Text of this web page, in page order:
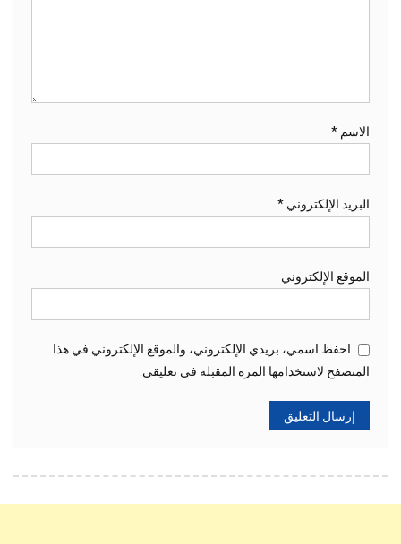
الاسم *
البريد الإلكتروني *
الموقع الإلكتروني
احفظ اسمي، بريدي الإلكتروني، والموقع الإلكتروني في هذا
المتصفح لاستخدامها المرة المقبلة في تعليقي.